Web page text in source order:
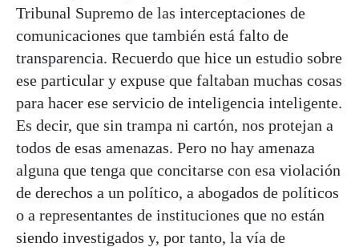
Tribunal Supremo de las interceptaciones de
comunicaciones que también está falto de
transparencia. Recuerdo que hice un estudio sobre
ese particular y expuse que faltaban muchas cosas
para hacer ese servicio de inteligencia inteligente.
Es decir, que sin trampa ni cartón, nos protejan a
todos de esas amenazas. Pero no hay amenaza
alguna que tenga que concitarse con esa violación
de derechos a un político, a abogados de políticos
o a representantes de instituciones que no están
siendo investigados y, por tanto, la vía de